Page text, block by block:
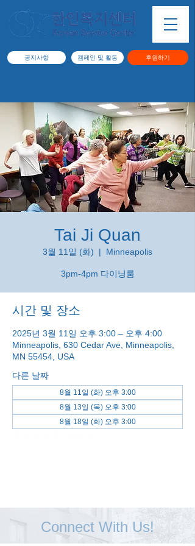
공지사항 캠페인 및 활동 후원하기
Tai Ji Quan
3월 11일 (화)
  |
Minneapolis
3pm-4pm 다이닝룸
시간 및 장소
2025년 3월 11일 오후 3:00 – 오후 4:00
Minneapolis, 630 Cedar Ave, Minneapolis,
MN 55454, USA
다른 날짜
8월 11일 (화) 오후 3:00
8월 13일 (목) 오후 3:00
8월 18일 (화) 오후 3:00
Connect With Us!